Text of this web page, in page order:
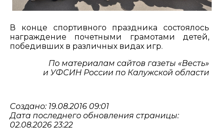
В конце спортивного праздника состоялось
награждение почетными грамотами детей,
победивших в различных видах игр.
По материалам сайтов газеты «Весть»
и УФСИН России по Калужской области
Создано: 19.08.2016 09:01
Дата последнего обновления страницы:
02.08.2026 23:22